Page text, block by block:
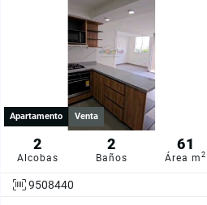
Apartamento Venta
2
Alcobas
2
Baños
61
Área m 2
9508440